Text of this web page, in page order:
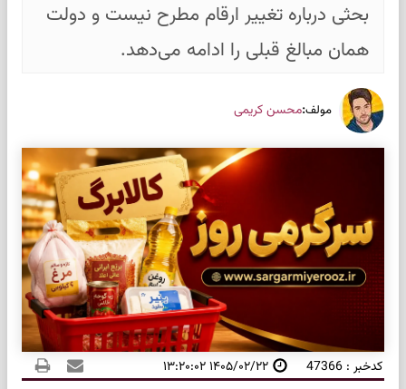
بحثی درباره تغییر ارقام مطرح نیست و دولت
همان مبالغ قبلی را ادامه می‌دهد.
مولف:محسن کریمی
کدخبر : 47366 ۱۴۰۵/۰۲/۲۲ ۱۳:۲۰:۰۲